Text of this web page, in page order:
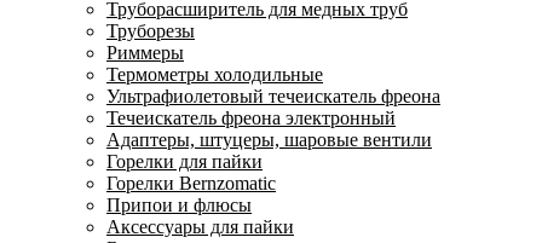
Труборасширитель для медных труб
Труборезы
Риммеры
Термометры холодильные
Ультрафиолетовый течеискатель фреона
Течеискатель фреона электронный
Адаптеры, штуцеры, шаровые вентили
Горелки для пайки
Горелки Bernzomatic
Припои и флюсы
Аксессуары для пайки